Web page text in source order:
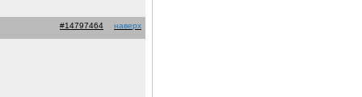
#14797464 наверх